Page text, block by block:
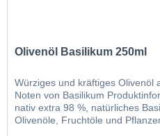
Olivenöl Basilikum 250ml
Würziges und kräftiges Olivenöl
Noten von Basilikum
nativ extra 98 %, natürliches
Olivenöle, Fruchtöle und